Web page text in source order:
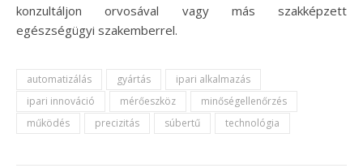
konzultáljon orvosával vagy más szakképzett
egészségügyi szakemberrel.
automatizálás gyártás
ipari alkalmazás
ipari innováció
mérőeszköz
minőségellenőrzés
működés
precizitás súbertű technológia